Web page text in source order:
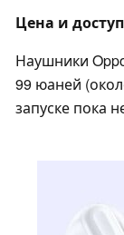
Цена и
Наушники
99 юаней
запуске пока